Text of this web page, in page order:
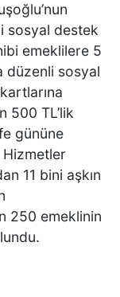
sosyal destek
emeklilere 5
düzenli sosyal
500 TL’lik
gününe
Hizmetler
11 bini aşkın
250 emeklinin